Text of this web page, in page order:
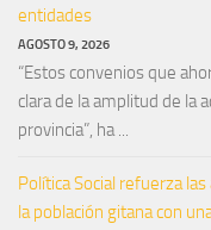
entidades
AGOSTO 9, 2026
“Estos convenios que
clara de la amplitud de la
provincia”, ha ...
Política Social refuerza
la población gitana con